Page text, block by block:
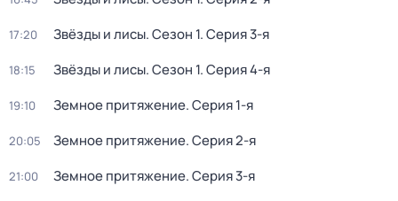
17:20 Звёзды и лисы. Сезон 1. Серия 3-я
18:15 Звёзды и лисы. Сезон 1. Серия 4-я
19:10 Земное притяжение. Серия 1-я
20:05 Земное притяжение. Серия 2-я
21:00 Земное притяжение. Серия 3-я